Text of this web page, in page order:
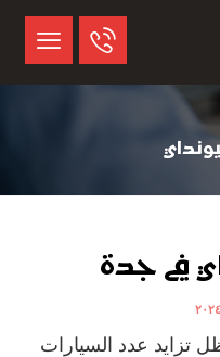
في جدة
عدد السيارات